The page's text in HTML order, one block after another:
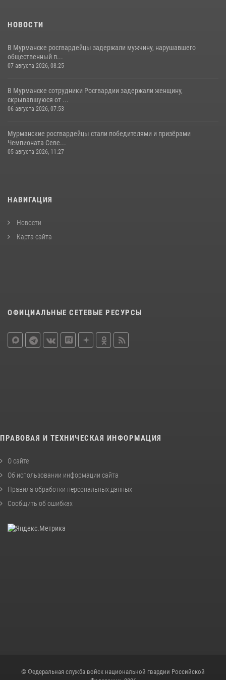
НОВОСТИ
В Мурманске росгвардейцы задержали мужчину, нарушавшего
общественный п...
07 августа 2026, 08:25
В Мурманске сотрудники Росгвардии задержали женщину,
скрывавшуюся от ...
06 августа 2026, 07:53
Мурманские росгвардейцы стали победителями и призёрами
Чемпионата Севе...
05 августа 2026, 11:27
НАВИГАЦИЯ
Новости
Карта сайта
ОФИЦИАЛЬНЫЕ СЕТЕВЫЕ РЕСУРСЫ
ПРАВОВАЯ И ТЕХНИЧЕСКАЯ ИНФОРМАЦИЯ
О сайте
Об использовании информации сайта
Правила обработки персональных данных
Сообщить об ошибках
© Федеральная служба войск национальной гвардии Российской